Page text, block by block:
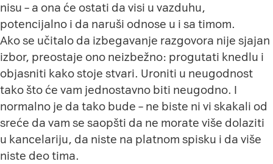
nisu – a ona će ostati da visi u vazduhu,
potencijalno i da naruši odnose u i sa timom.
Ako se učitalo da izbegavanje razgovora nije sjajan
izbor, preostaje ono neizbežno: progutati knedlu i
objasniti kako stoje stvari. Uroniti u neugodnost
tako što će vam jednostavno biti neugodno. I
normalno je da tako bude – ne biste ni vi skakali od
sreće da vam se saopšti da ne morate više dolaziti
u kancelariju, da niste na platnom spisku i da više
niste deo tima.